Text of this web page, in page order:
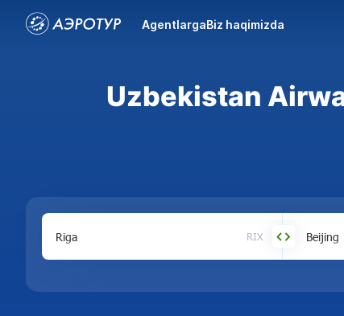
AgentlargaBiz haqimizda
Uzbekistan
RIX